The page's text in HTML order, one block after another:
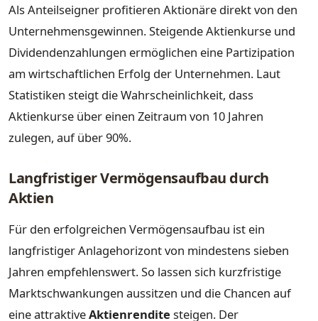
Als Anteilseigner profitieren Aktionäre direkt von den
Unternehmensgewinnen. Steigende Aktienkurse und
Dividendenzahlungen ermöglichen eine Partizipation
am wirtschaftlichen Erfolg der Unternehmen. Laut
Statistiken steigt die Wahrscheinlichkeit, dass
Aktienkurse über einen Zeitraum von 10 Jahren
zulegen, auf über 90%.
Langfristiger Vermögensaufbau durch
Aktien
Für den erfolgreichen Vermögensaufbau ist ein
langfristiger Anlagehorizont von mindestens sieben
Jahren empfehlenswert. So lassen sich kurzfristige
Marktschwankungen aussitzen und die Chancen auf
eine attraktiveAktienrendite steigen. Der